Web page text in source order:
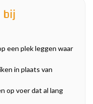
een plek leggen waar
in plaats van
op voer dat al lang